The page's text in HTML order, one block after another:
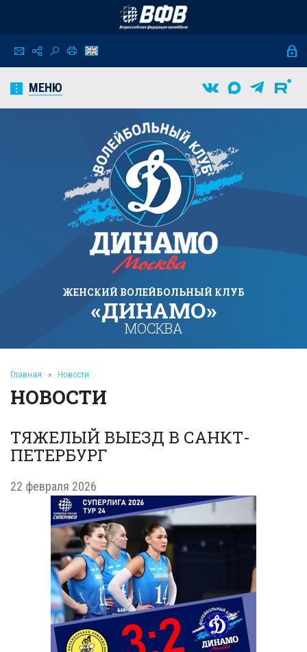
МЕНЮ
ЖЕНСКИЙ ВОЛЕЙБОЛЬНЫЙ КЛУБ
«ДИНАМО»
МОСКВА
Главная » Новости
НОВОСТИ
ТЯЖЕЛЫЙ ВЫЕЗД В САНКТ-
ПЕТЕРБУРГ
22 февраля 2026